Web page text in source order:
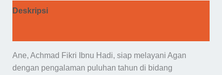
Deskripsi
Ane, Achmad Fikri Ibnu Hadi, siap melayani Agan
dengan pengalaman puluhan tahun di bidang